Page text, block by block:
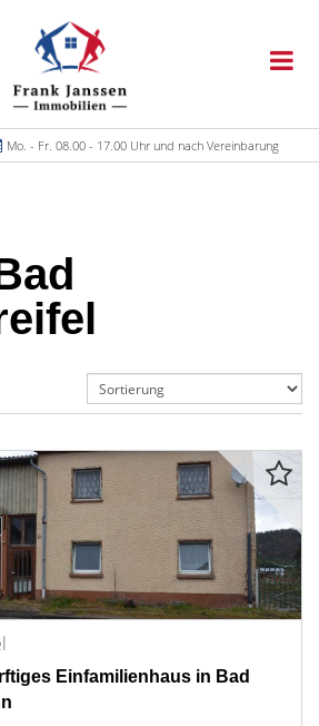
Mo. - Fr. 08.00 - 17.00 Uhr und nach Vereinbarung
Einfamilienhaus in Bad